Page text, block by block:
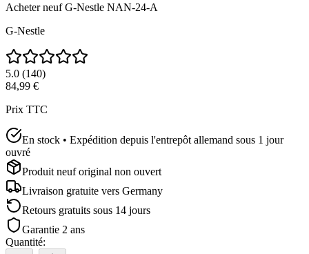
Acheter neuf G-Nestle NAN-24-A
G-Nestle
5.0 (140)
84,99 €
Prix TTC
En stock • Expédition depuis l'entrepôt allemand sous 1 jour
ouvré
Produit neuf original non ouvert
Livraison gratuite vers Germany
Retours gratuits sous 14 jours
Garantie 2 ans
Quantité: